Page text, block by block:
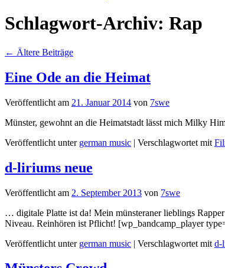
Schlagwort-Archiv: Rap
← Ältere Beiträge
Eine Ode an die Heimat
Veröffentlicht am 21. Januar 2014 von 7swe
Münster, gewohnt an die Heimatstadt lässt mich Milky
Veröffentlicht unter german music | Verschlagwortet mit
d-liriums neue
Veröffentlicht am 2. September 2013 von 7swe
… digitale Platte ist da! Mein münsteraner lieblings
Niveau. Reinhören ist Pflicht! [wp_bandcamp_player
Veröffentlicht unter german music | Verschlagwortet mit d-